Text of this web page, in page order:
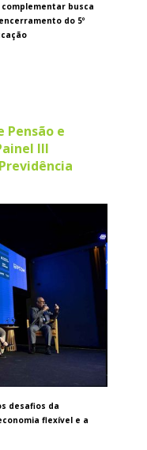
busca
do 5º
Pensão e
III
desafios da
flexível e a